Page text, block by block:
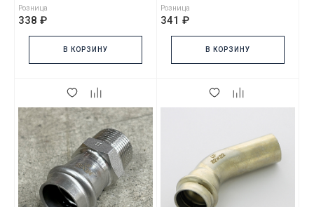
Розница
338 ₽
В КОРЗИНУ
Розница
341 ₽
В КОРЗИНУ